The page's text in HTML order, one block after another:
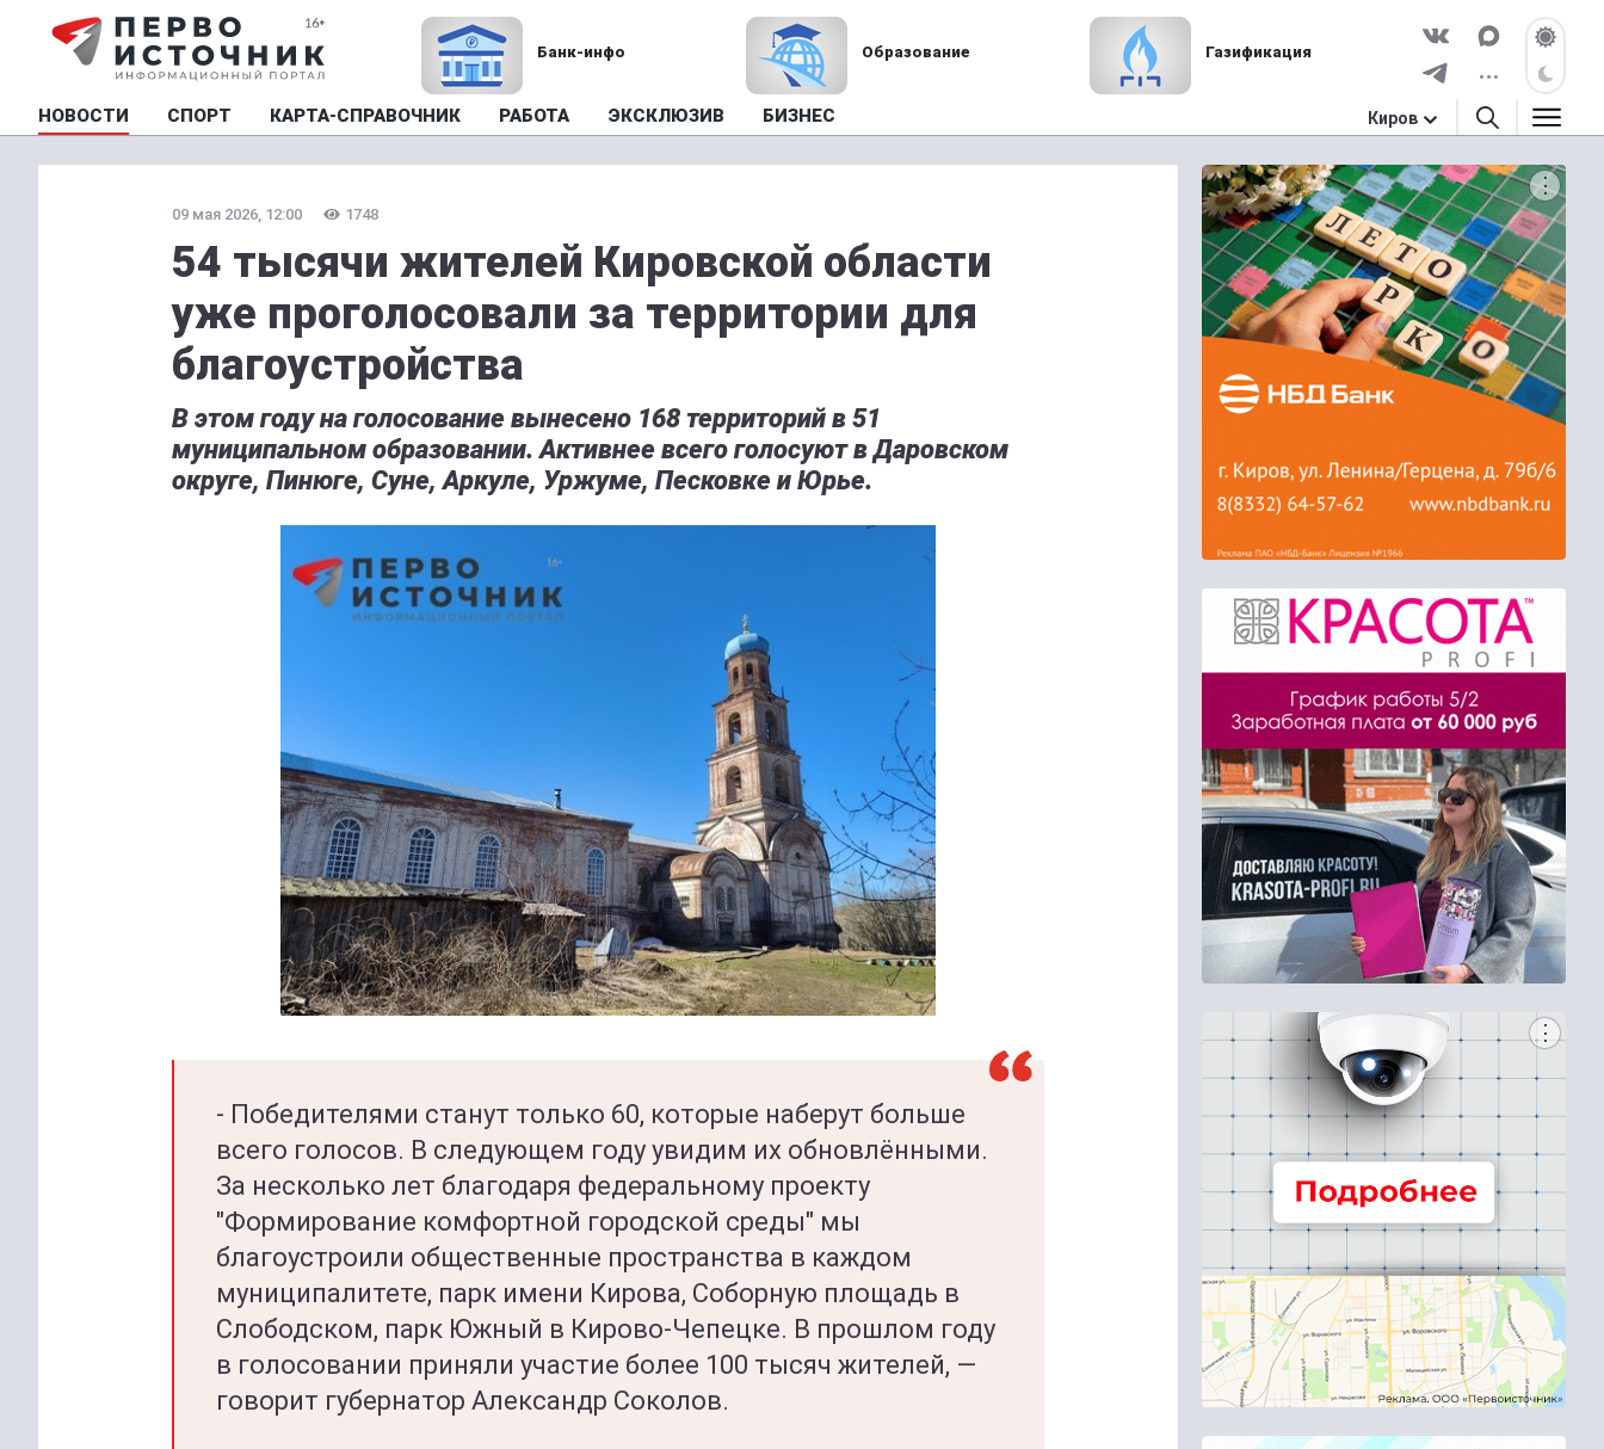
Банк-инфо Образование Газификация
НОВОСТИ СПОРТ КАРТА-СПРАВОЧНИК РАБОТА ЭКСКЛЮЗИВ БИЗНЕС Киров
09 мая 2026, 12:00 1748
54 тысячи жителей Кировской области
уже проголосовали за территории для
благоустройства
В этом году на голосование вынесено 168 территорий в 51
муниципальном образовании. Активнее всего голосуют в Даровском
округе, Пинюге, Суне, Аркуле, Уржуме, Песковке и Юрье.
- Победителями станут только 60, которые наберут больше
всего голосов. В следующем году увидим их обновлёнными.
За несколько лет благодаря федеральному проекту
"Формирование комфортной городской среды" мы
благоустроили общественные пространства в каждом
муниципалитете, парк имени Кирова, Соборную площадь в
Слободском, парк Южный в Кирово-Чепецке. В прошлом году
в голосовании приняли участие более 100 тысяч жителей, —
говорит губернатор Александр Соколов.